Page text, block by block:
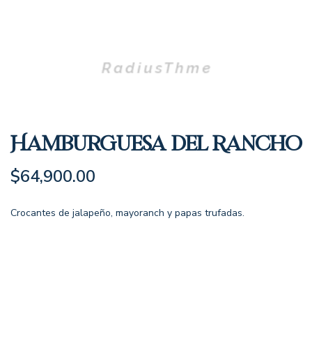
Hamburguesa Del Rancho
$64,900.00
Crocantes de jalapeño, mayoranch y papas trufadas.